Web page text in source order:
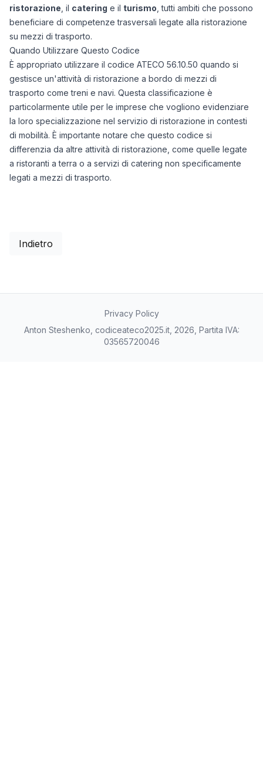
ristorazione , il catering e il turismo , tutti ambiti che possono
beneficiare di competenze trasversali legate alla ristorazione
su mezzi di trasporto.
Quando Utilizzare Questo Codice
È appropriato utilizzare il codice ATECO 56.10.50 quando si
gestisce un'attività di ristorazione a bordo di mezzi di
trasporto come treni e navi. Questa classificazione è
particolarmente utile per le imprese che vogliono evidenziare
la loro specializzazione nel servizio di ristorazione in contesti
di mobilità. È importante notare che questo codice si
differenzia da altre attività di ristorazione, come quelle legate
a ristoranti a terra o a servizi di catering non specificamente
legati a mezzi di trasporto.
Indietro
Privacy Policy
Anton Steshenko, codiceateco2025.it, 2026, Partita IVA:
03565720046